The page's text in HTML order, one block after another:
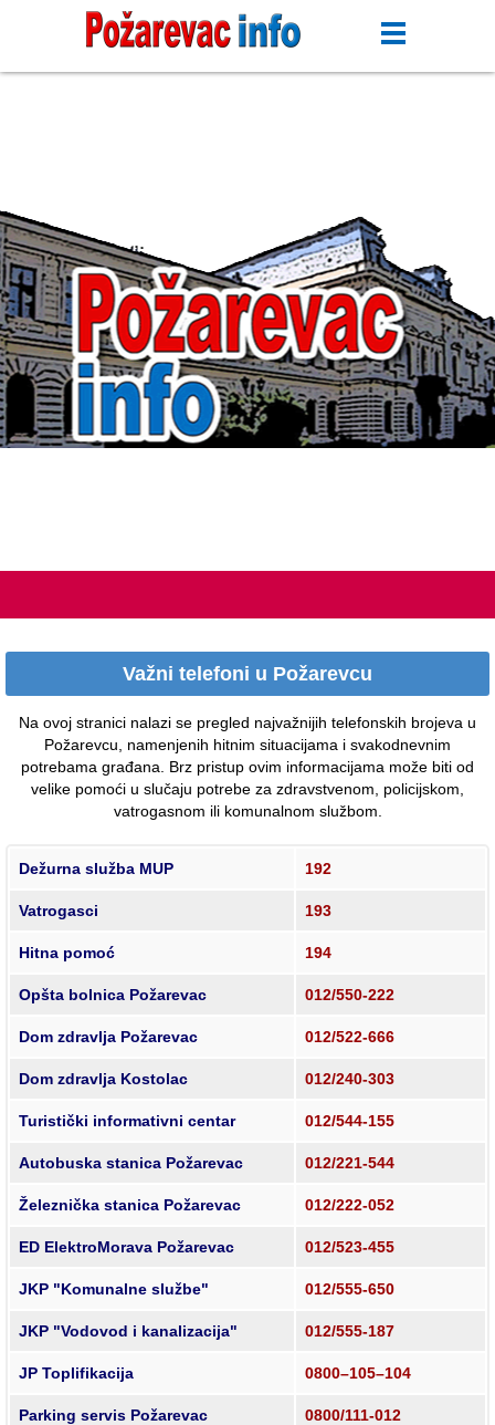
Važni telefoni u Požarevcu
Na ovoj stranici nalazi se pregled najvažnijih telefonskih brojeva u
Požarevcu, namenjenih hitnim situacijama i svakodnevnim
potrebama građana. Brz pristup ovim informacijama može biti od
velike pomoći u slučaju potrebe za zdravstvenom, policijskom,
vatrogasnom ili komunalnom službom.
Dežurna služba MUP 192
Vatrogasci 193
Hitna pomoć 194
Opšta bolnica Požarevac 012/550-222
Dom zdravlja Požarevac 012/522-666
Dom zdravlja Kostolac 012/240-303
Turistički informativni centar 012/544-155
Autobuska stanica Požarevac 012/221-544
Železnička stanica Požarevac 012/222-052
ED ElektroMorava Požarevac 012/523-455
JKP "Komunalne službe" 012/555-650
JKP "Vodovod i kanalizacija" 012/555-187
JP Toplifikacija 0800–105–104
Parking servis Požarevac 0800/111-012